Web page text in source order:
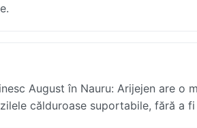
August în Nauru: Arijejen are o
călduroase suportabile, fără a fi